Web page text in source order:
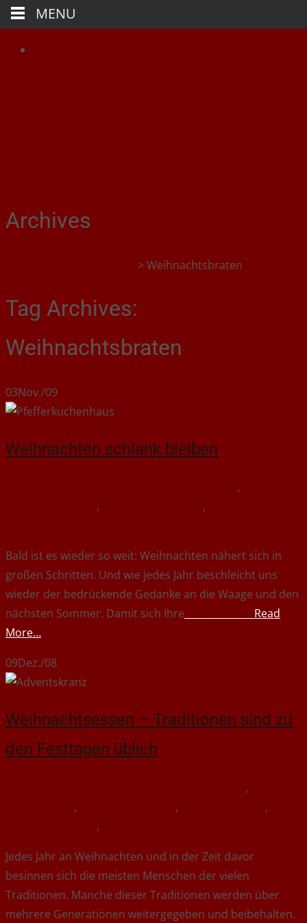
Archives
> Weihnachtsbraten
Tag Archives:
Weihnachtsbraten
03Nov./09
Weihnachten schlank bleiben
,
,
,
Bald ist es wieder so weit: Weihnachten nähert sich in
großen Schritten. Und wie jedes Jahr beschleicht uns
wieder der bedrückende Gedanke an die Waage und den
nächsten Sommer. Damit sich Ihre
Read
More…
09Dez./08
Weihnachtsessen – Traditionen sind zu
den Festtagen üblich
,
, ,
,
,
Jedes Jahr an Weihnachten und in der Zeit davor
besinnen sich die meisten Menschen der vielen
Traditionen. Manche dieser Traditionen werden über
mehrere Generationen weitergegeben und beibehalten.
MENU